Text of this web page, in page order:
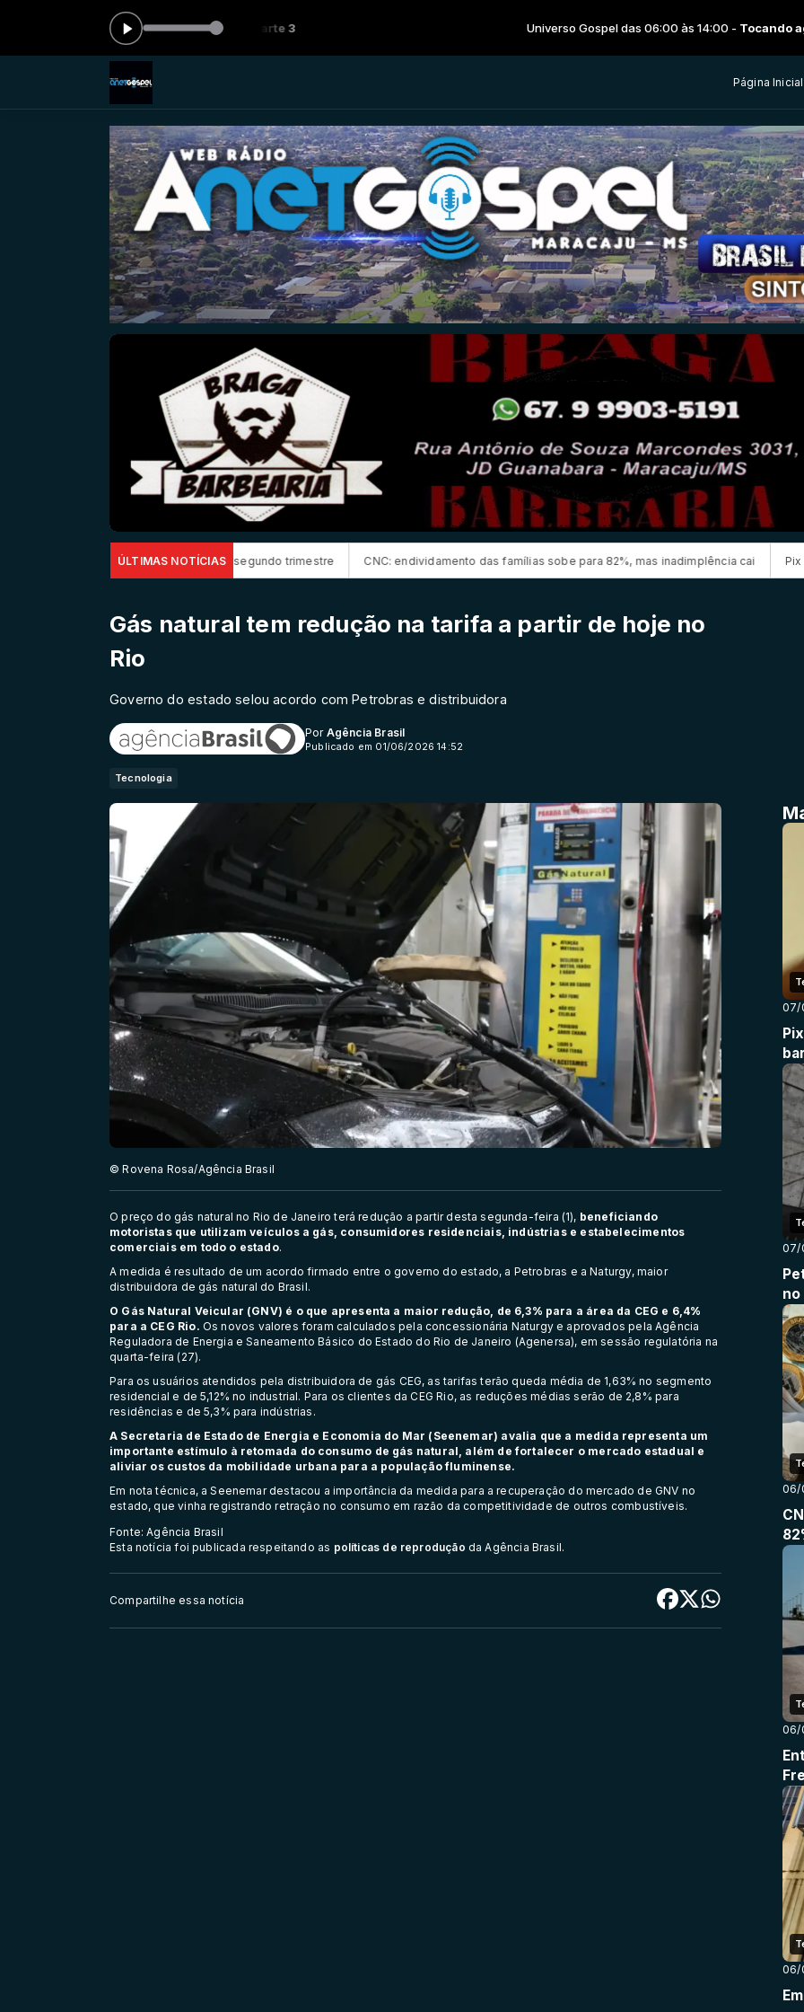
agora: Hora do manto - Parte 3 Universo Gospel das 06:00 às 14:00 -Tocando agora: Hora do
Página Inicial
ÚLTIMAS NOTÍCIAS
de R$ 52,4 bi no segundo trimestre CNC: endividamento das famílias sobe para 82%, mas inadimplência cai Pix amplia participação
Gás natural tem redução na tarifa a partir de hoje no
Rio
Governo do estado selou acordo com Petrobras e distribuidora
Por Agência Brasil
Publicado em 01/06/2026 14:52
Tecnologia
© Rovena Rosa/Agência Brasil
O preço do gás natural no Rio de Janeiro terá redução a partir desta segunda-feira (1), beneficiando
motoristas que utilizam veículos a gás, consumidores residenciais, indústrias e estabelecimentos
comerciais em todo o estado.
A medida é resultado de um acordo firmado entre o governo do estado, a Petrobras e a Naturgy, maior
distribuidora de gás natural do Brasil.
O Gás Natural Veicular (GNV) é o que apresenta a maior redução, de 6,3% para a área da CEG e 6,4%
para a CEG Rio. Os novos valores foram calculados pela concessionária Naturgy e aprovados pela Agência
Reguladora de Energia e Saneamento Básico do Estado do Rio de Janeiro (Agenersa), em sessão regulatória na
quarta-feira (27).
Para os usuários atendidos pela distribuidora de gás CEG, as tarifas terão queda média de 1,63% no segmento
residencial e de 5,12% no industrial. Para os clientes da CEG Rio, as reduções médias serão de 2,8% para
residências e de 5,3% para indústrias.
A Secretaria de Estado de Energia e Economia do Mar (Seenemar) avalia que a medida representa um
importante estímulo à retomada do consumo de gás natural, além de fortalecer o mercado estadual e
aliviar os custos da mobilidade urbana para a população fluminense.
Em nota técnica, a Seenemar destacou a importância da medida para a recuperação do mercado de GNV no
estado, que vinha registrando retração no consumo em razão da competitividade de outros combustíveis.
Fonte: Agência Brasil
Esta notícia foi publicada respeitando as políticas de reprodução da Agência Brasil.
Compartilhe essa notícia
07/
07/
06/
06/
06/